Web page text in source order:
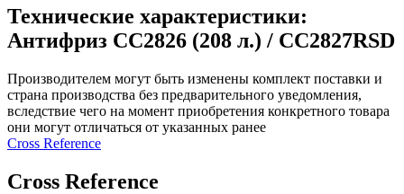
Технические характеристики:
Антифриз CC2826 (208 л.) / CC2827RSD
Производителем могут быть изменены комплект поставки и
страна производства без предварительного уведомления,
вследствие чего на момент приобретения конкретного товара
они могут отличаться от указанных ранее
Сross Reference
Сross Reference